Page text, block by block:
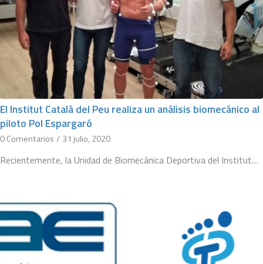
El Institut Català del Peu realiza un análisis biomecánico al
piloto Pol Espargaró
0 Comentarios / 31 julio, 2020
Recientemente, la Unidad de Biomecánica Deportiva del Institut…